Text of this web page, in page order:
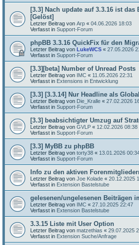
[3.3] Nach update auf 3.3.16 ist
[Gelöst]
Letzter Beitrag von Arp « 04.06.2026 18:03
Verfasst in Support-Forum
phpBB 3.3.16 QuickFix für den
Letzter Beitrag von LukeWCS « 27.05.2026
Verfasst in Support-Forum
[3.3][beta] Number of Unread Posts
Letzter Beitrag von IMC « 11.05.2026 22:31
Verfasst in Extensions in Entwicklung
[3.3] [3.3.14] Nur Headline als
Letzter Beitrag von Die_Kralle « 27.02.2026
Verfasst in Support-Forum
[3.3] beabsichtigter Umzug auf
Letzter Beitrag von GVLP « 12.02.2026 08:38
Verfasst in Support-Forum
[3.3] MyBB zu phpBB
Letzter Beitrag von torty38 « 13.01.2026
Verfasst in Support-Forum
Info zu den aktiven
Letzter Beitrag von Joe Kolade « 20.12.2025
Verfasst in Extension Bastelstube
gelesenen/ungelesenen Beiträgen
Letzter Beitrag von IMC « 27.10.2025 22:47
Verfasst in Extension Bastelstube
3.3.15 Liste mit User Option
Letzter Beitrag von matzethias « 29.07.2025
Verfasst in Extension Suche/Anfrage